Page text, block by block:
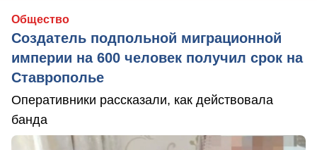
Общество
Создатель подпольной миграционной
империи на 600 человек получил срок на
Ставрополье
Оперативники рассказали, как действовала
банда